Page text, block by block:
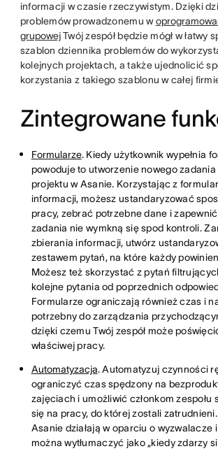
informacji w czasie rzeczywistym. Dzięki
problemów prowadzonemu w
grupowejTwój zespół będzie mógł w łatwy
szablon dziennika problemów do
kolejnych projektach, a także ujednolicić
korzystania z takiego szablonu w całej
Zintegrowane
Formularze. Kiedy użytkownik wypełnia
powoduje to utworzenie nowego
projektu w Asanie. Korzystając z
informacji, możesz ustandaryzować
pracy, zebrać potrzebne dane i
zadania nie wymkną się spod kontroli.
zbierania informacji, utwórz
zestawem pytań, na które każdy
Możesz też skorzystać z pytań
kolejne pytania od poprzednich
Formularze ograniczają również czas i
potrzebny do zarządzania
dzięki czemu Twój zespół może
właściwej pracy.
Automatyzacja. Automatyzuj czynności
ograniczyć czas spędzony na
zajęciach i umożliwić członkom zespołu
się na pracy, do której zostali zatrudnieni.
Asanie działają w oparciu o wyzwalacze
można wytłumaczyć jako „kiedy zdarzy